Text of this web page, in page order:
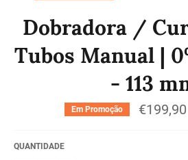
Dobradora /
Tubos Manual |
- 113
Em Promoção €199,90
QUANTIDADE